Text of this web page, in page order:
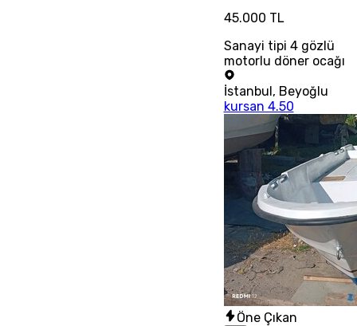
45.000 TL
Sanayi tipi 4 gözlü
motorlu döner ocağı
İstanbul, Beyoğlu
kursan 4.50
Öne Çıkan